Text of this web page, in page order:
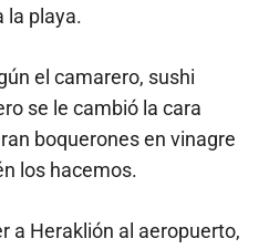
la playa.
el camarero, sushi
se le cambió la cara
boquerones en vinagre
los hacemos.
a Heraklión al aeropuerto,